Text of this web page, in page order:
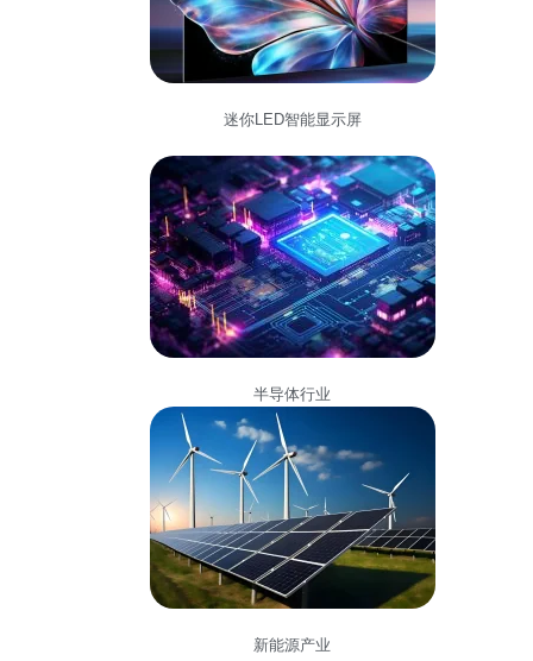
迷你LED智能显示屏
半导体行业
新能源产业